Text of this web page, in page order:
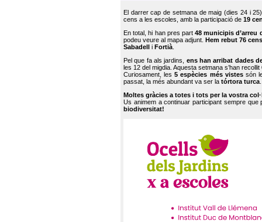
El darrer cap de setmana de maig (dies 24 i
cens a les escoles, amb la participació de 19
En total, hi han pres part48 municipis d’arreu
podeu veure al mapa adjunt. Hem rebut 76
Sabadell i Fortià
Pel que fa als jardins, ens han arribat dades
les 12 del migdia. Aquesta setmana s’han recollit
Curiosament, les5 espècies més vistessón
passat, la més abundant va ser la tórtora turca
Moltes gràcies a totes i tots per la vostra
Us animem a continuar participant sempre que
biodiversitat!